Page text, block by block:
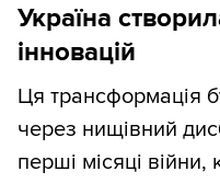
Україна
інновацій
Ця трансформація
через нищівний
перші місяці війни,